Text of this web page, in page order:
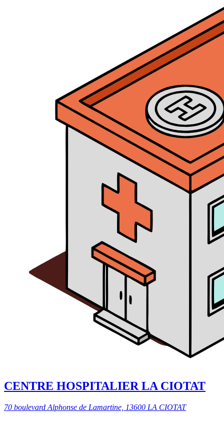
CENTRE HOSPITALIER LA CIOTAT
70 boulevard Alphonse de Lamartine, 13600 LA CIOTAT